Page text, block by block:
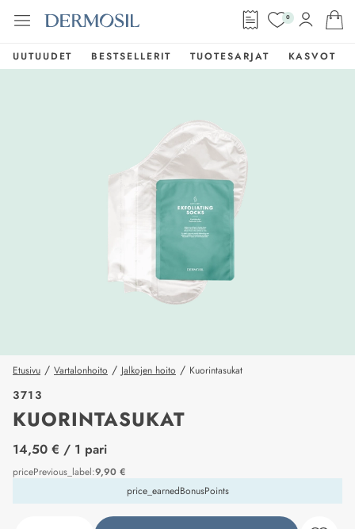
0
UUTUUDET BESTSELLERIT TUOTESARJAT KASVOT
Etusivu / Vartalonhoito / Jalkojen hoito / Kuorintasukat
3713
KUORINTASUKAT
price_label
14,50 € / 1 pari
pricePrevious_label:9,90 €
price_earnedBonusPoints